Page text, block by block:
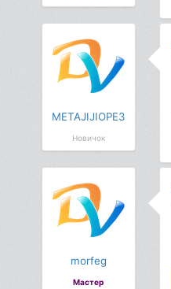
METAJIJIOPE3
Новичок
morfeg
Мастер